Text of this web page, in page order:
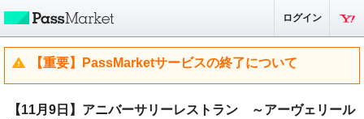
ログイン
【重要】PassMarketサービスの終了について
【11月9日】アニバーサリーレストラン ～アーヴェリール